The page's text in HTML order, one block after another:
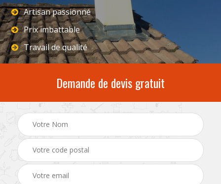
Artisan passionné
Prix imbattable
Travail de qualité
Demande de devis gratuit